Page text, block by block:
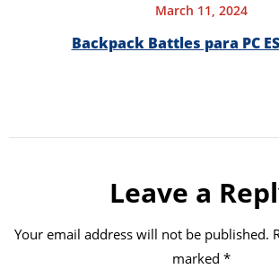
March 11, 2024
Backpack Battles para PC
Leave a
Your email address will not be published.
marked *